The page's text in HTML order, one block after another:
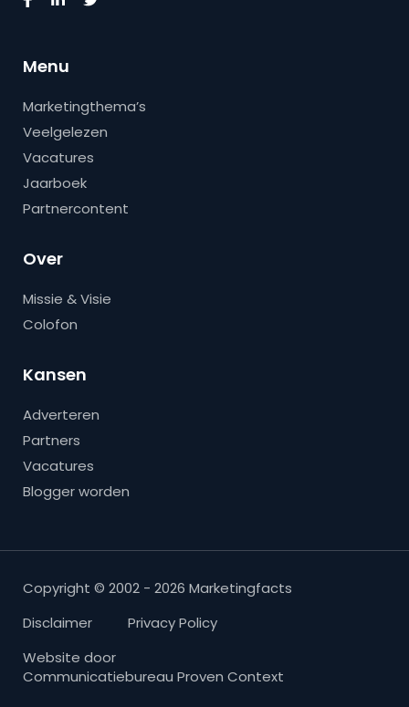
Menu
Marketingthema’s
Veelgelezen
Vacatures
Jaarboek
Partnercontent
Over
Missie & Visie
Colofon
Kansen
Adverteren
Partners
Vacatures
Blogger worden
Copyright © 2002 - 2026 Marketingfacts
Disclaimer
Privacy Policy
Website door
Communicatiebureau Proven Context